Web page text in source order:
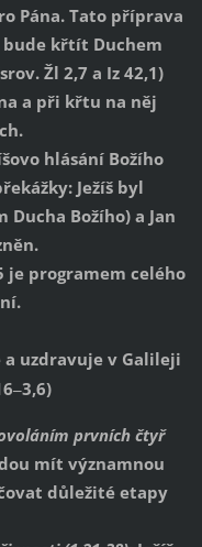
Pána. Tato příprava
křtít Duchem
Žl 2,7 a Iz 42,1)
a při křtu na něj
hlásání Božího
Ježíš byl
Božího) a Jan
je programem celého
a uzdravuje v Galileji
–3,6)
prvních čtyř
mít významnou
důležité etapy